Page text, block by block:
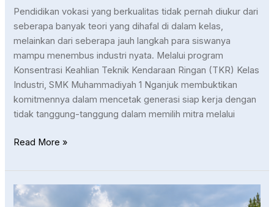
Pendidikan vokasi yang berkualitas tidak pernah diukur dari
seberapa banyak teori yang dihafal di dalam kelas,
melainkan dari seberapa jauh langkah para siswanya
mampu menembus industri nyata. Melalui program
Konsentrasi Keahlian Teknik Kendaraan Ringan (TKR) Kelas
Industri, SMK Muhammadiyah 1 Nganjuk membuktikan
komitmennya dalam mencetak generasi siap kerja dengan
tidak tanggung-tanggung dalam memilih mitra melalui
Read More »
TAKLUKKAN